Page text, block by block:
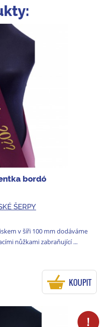
bordó
ŠERPY
v šíři 100 mm dodáváme
nůžkami zabraňující ...
KOUPIT